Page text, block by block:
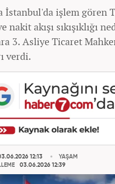
İstanbul'da işlem gören
nakit akışı sıkışıklığı
3. Asliye Ticaret
verdi.
12:13
03.06.2026 12:39
YAŞAM